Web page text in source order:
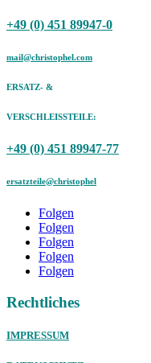
+49 (0) 451 89947-0
mail@christophel.com
ERSATZ- &
VERSCHLEISSTEILE:
+49 (0) 451 89947-77
ersatzteile@christophel
Folgen
Folgen
Folgen
Folgen
Folgen
Rechtliches
IMPRESSUM